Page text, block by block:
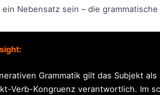
Nebensatz sein – die
Grammatik gilt das Subjekt
Verb-Kongruenz verantwortlich. Im